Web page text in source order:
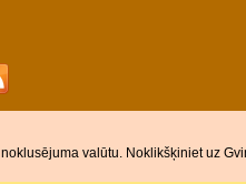
valūtu. Noklikšķiniet uz